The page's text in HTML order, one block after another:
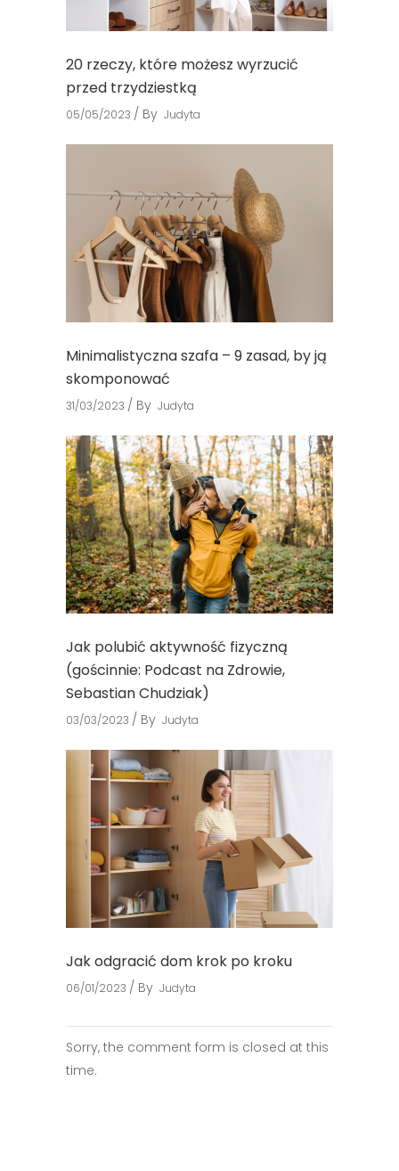
20 rzeczy, które możesz wyrzucić
przed trzydziestką
05/05/2023 By Judyta
Minimalistyczna szafa – 9 zasad, by ją
skomponować
31/03/2023 By Judyta
Jak polubić aktywność fizyczną
(gościnnie: Podcast na Zdrowie,
Sebastian Chudziak)
03/03/2023 By Judyta
Jak odgracić dom krok po kroku
06/01/2023 By Judyta
Sorry, the comment form is closed at this
time.